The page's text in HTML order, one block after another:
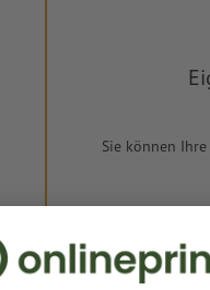
Sie können